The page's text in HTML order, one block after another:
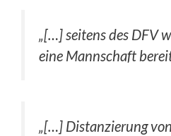
„[…] seitens des DFV
eine Mannschaft
„[…] Distanzierung